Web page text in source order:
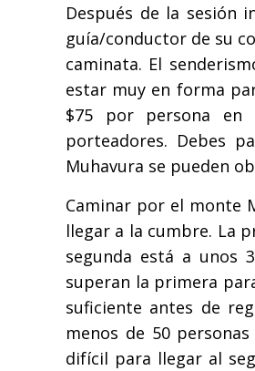
Después de la sesión
guía/conductor de su
caminata. El
estar muy en forma
$75 por persona en
porteadores. Debes
Muhavura se pueden
Caminar por el monte
llegar a la cumbre. La
segunda está a unos
superan la primera
suficiente antes de
menos de 50
difícil para llegar al